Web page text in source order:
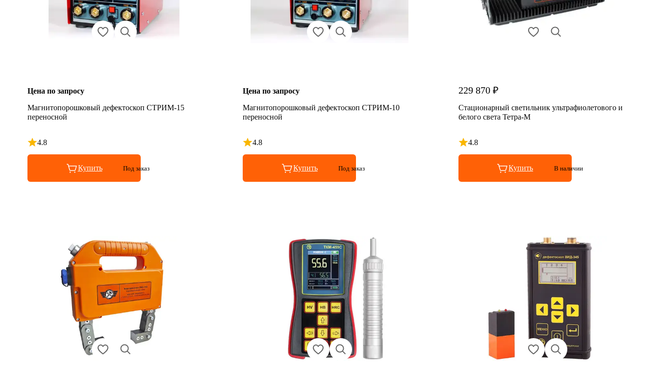
Цена по запросу
Магнитопорошковый дефектоскоп СТРИМ-15
переносной
4.8
Рейтинг 4.8 из 5
Купить Под заказ
Цена по запросу
Магнитопорошковый дефектоскоп СТРИМ-10
переносной
4.8
Рейтинг 4.8 из 5
Купить Под заказ
229 870 ₽
Стационарный светильник ультрафиолетового и
белого света Тетра-М
4.8
Рейтинг 4.8 из 5
Купить В наличии